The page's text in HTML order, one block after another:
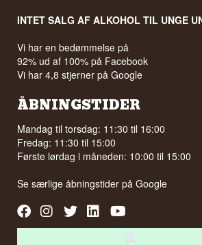
INTET SALG AF ALKOHOL TIL UNGE
Vi har en bedømmelse på
92% ud af 100% på Facebook
Vi har 4,8 stjerner på Google
ÅBNINGSTIDER
Mandag til torsdag: 11:30 til 16:00
Fredag: 11:30 til 15:00
Første lørdag i måneden: 10:00 til 15:00
Se særlige åbningstider påGoogle